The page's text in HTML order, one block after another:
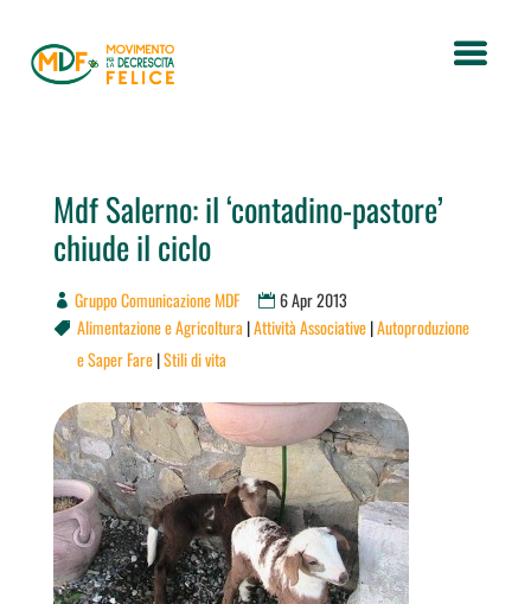
Mdf Salerno: il ‘contadino-pastore’
chiude il ciclo
Gruppo Comunicazione MDF 6 Apr 2013
 Alimentazione e Agricoltura |Attività Associative|Autoproduzione
e Saper Fare|Stili di vita